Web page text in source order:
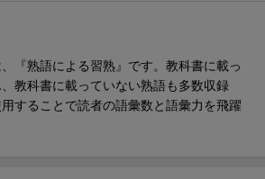
『熟語による習熟』です。教科書に載っ
教科書に載っていない熟語も多数収録
することで読者の語彙数と語彙力を飛躍